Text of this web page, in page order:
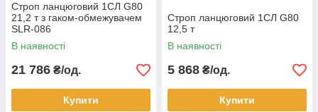
Строп ланцюговий 1СЛ G80
21,2 т з гаком-обмежувачем
SLR-086
В наявності
21 786 ₴/од.
Купити
Строп ланцюговий 1СЛ G80
12,5 т
В наявності
5 868 ₴/од.
Купити